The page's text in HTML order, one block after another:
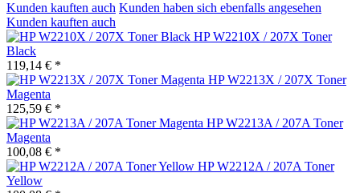
Kunden kauften auch Kunden haben sich ebenfalls angesehen
Kunden kauften auch
HP W2210X / 207X Toner
Black
119,14 € *
HP W2213X / 207X Toner
Magenta
125,59 € *
HP W2213A / 207A Toner
Magenta
100,08 € *
HP W2212A / 207A Toner
Yellow